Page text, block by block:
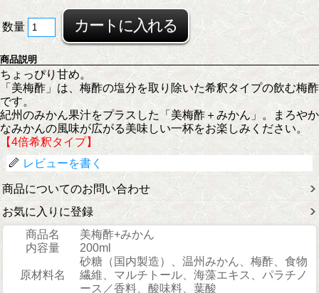
数量
商品説明
ちょっぴり甘め。
「美梅酢」は、梅酢の塩分を取り除いた希釈タイプの飲む梅酢
です。
紀州のみかん果汁をプラスした「美梅酢＋みかん」。まろやか
なみかんの風味が広がる美味しい一杯をお楽しみください。
【4倍希釈タイプ】
レビューを書く
商品についてのお問い合わせ
お気に入りに登録
商品名
美梅酢+みかん
内容量
200ml
原材料名
砂糖（国内製造）、温州みかん、梅酢、食物
繊維、マルチトール、海藻エキス、パラチノ
ース／香料、酸味料、葉酸